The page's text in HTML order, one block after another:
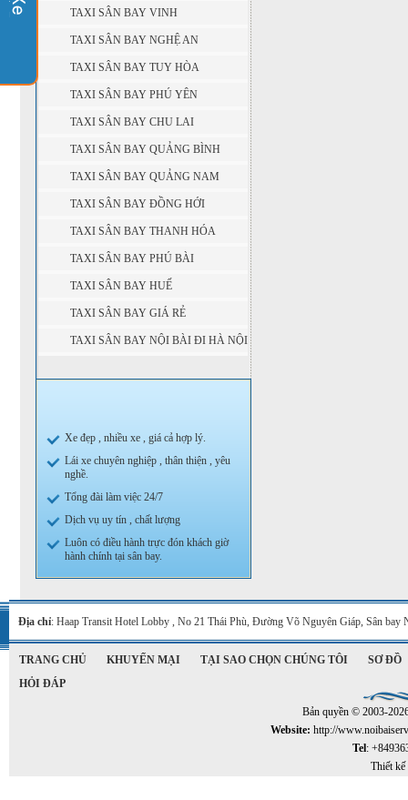
TAXI SÂN BAY VINH
TAXI SÂN BAY NGHỆ AN
TAXI SÂN BAY TUY HÒA
TAXI SÂN BAY PHÚ YÊN
TAXI SÂN BAY CHU LAI
TAXI SÂN BAY QUẢNG BÌNH
TAXI SÂN BAY QUẢNG NAM
TAXI SÂN BAY ĐỒNG HỚI
TAXI SÂN BAY THANH HÓA
TAXI SÂN BAY PHÚ BÀI
TAXI SÂN BAY HUẾ
TAXI SÂN BAY GIÁ RẺ
TAXI SÂN BAY NỘI BÀI ĐI HÀ NỘI
Xe đẹp , nhiều xe , giá cả hợp lý.
Lái xe chuyên nghiệp , thân thiện , yêu
nghề.
Tổng đài làm việc 24/7
Dịch vụ uy tín , chất lượng
Luôn có điều hành trực đón khách giờ
hành chính tại sân bay.
Địa chỉ: Haap Transit Hotel Lobby , No 21 Thái Phù, Đường Võ Nguyên Giáp, Sân bay
TRANG CHỦ KHUYẾN MẠI TẠI SAO CHỌN CHÚNG TÔI
SƠ ĐỒ
HỎI ĐÁP
Bản quyền © 2003-
Website: http://
Tel:
Thiết kế